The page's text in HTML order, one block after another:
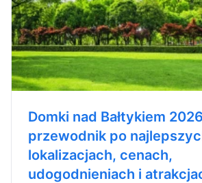
Domki nad Bałtykiem
przewodnik po
lokalizacjach, cenach,
udogodnieniach i